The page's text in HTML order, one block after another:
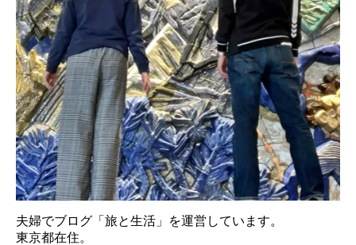
夫婦でブログ「旅と生活」を運営しています。
東京都在住。